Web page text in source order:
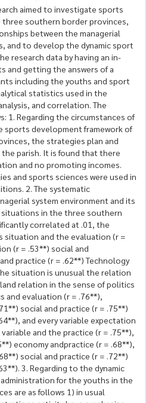
aimed to investigate sports
southern border provinces,
between the managerial
and to develop the dynamic sport
research data by having an in-
and getting the answers of a
including the youths and sport
statistics used in the
and correlation. The
1. Regarding the circumstances of
sports development framework of
the strategies plan and
parish. It is found that there
and no promoting incomes.
and sports sciences were used in
2. The systematic
system environment and its
in the three southern
correlated at .01, the
and the evaluation (r =
(r = .53**) social and
practice (r = .62**) Technology
situation is unusual the relation
relation in the sense of politics
and evaluation (r = .76**),
social and practice (r = .75**)
and every variable expectation
and the practice (r = .75**),
economy andpractice (r = .68**),
social and practice (r = .72**)
3. Regarding to the dynamic
for the youths in the
are as follows 1) in usual